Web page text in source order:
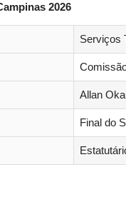
2026
Serviços
Allan
Final do